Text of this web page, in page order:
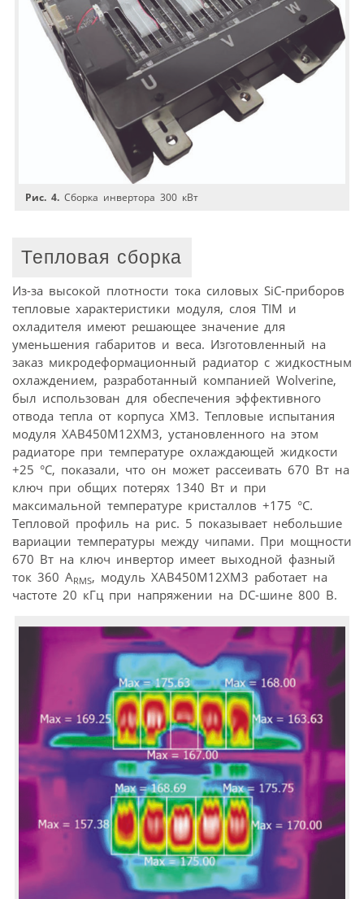
Рис. 4. Сборка инвертора 300 кВт
Тепловая сборка
Из-за высокой плотности тока силовых SiC-приборов
тепловые характеристики модуля, слоя TIM и
охладителя имеют решающее значение для
уменьшения габаритов и веса. Изготовленный на
заказ микродеформационный радиатор с жидкостным
охлаждением, разработанный компанией Wolverine,
был использован для обеспечения эффективного
отвода тепла от корпуса XM3. Тепловые испытания
модуля XAB450M12XM3, установленного на этом
радиаторе при температуре охлаждающей жидкости
+25 °C, показали, что он может рассеивать 670 Вт на
ключ при общих потерях 1340 Вт и при
максимальной температуре кристаллов +175 °C.
Тепловой профиль на рис. 5 показывает небольшие
вариации температуры между чипами. При мощности
670 Вт на ключ инвертор имеет выходной фазный
ток 360 ARMS, модуль XAB450M12XM3 работает на
частоте 20 кГц при напряжении на DC-шине 800 В.